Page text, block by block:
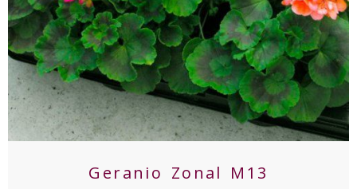
Geranio Zonal M13